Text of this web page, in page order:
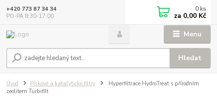
Menu
Hledat
+420 773 87 34 34
PO-PÁ 8:30-17:00
0 ks
za 0,00 Kč
Úvod Pískové a katalytické filtry
Hyperfiltrace HydroTreat s přírodním
zeolitem Turbifilt